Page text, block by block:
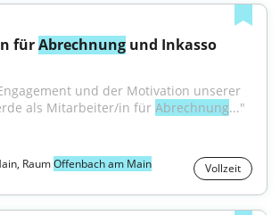
für Abrechnung und Inkasso
und der Motivation unserer
als Mitarbeiter/in für Abrechnung..."
RaumOffenbach am Main Vollzeit